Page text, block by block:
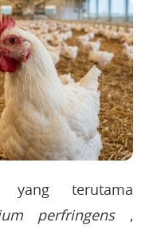
yang terutama
perfringens,